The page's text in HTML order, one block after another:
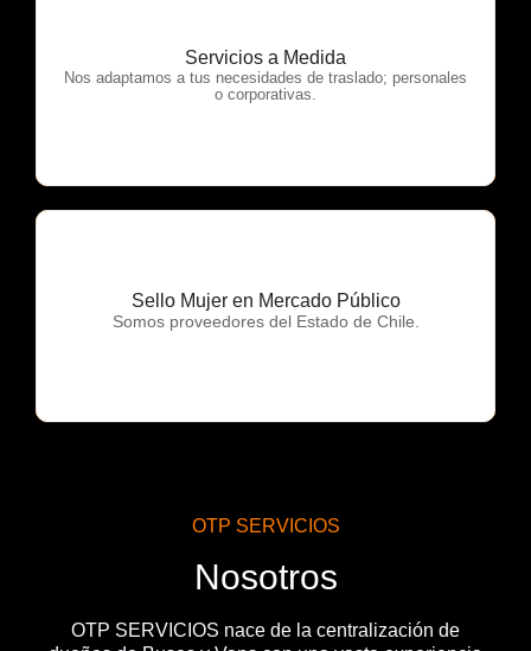
Servicios a Medida
Nos adaptamos a tus necesidades de traslado; personales
o corporativas.
OTP Servicios
Sello Mujer en Mercado Público
Somos proveedores del Estado de Chile.
OTP Servicios
OTP SERVICIOS
Nosotros
OTP SERVICIOS nace de la centralización de